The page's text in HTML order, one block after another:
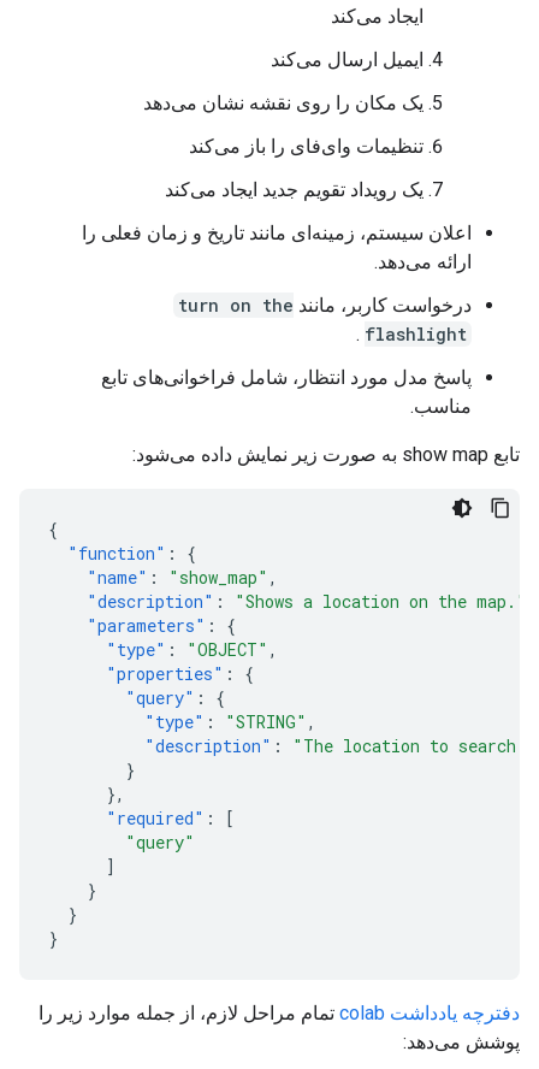
ایجاد می‌کند
ایمیل ارسال می‌کند
یک مکان را روی نقشه نشان می‌دهد
تنظیمات وای‌فای را باز می‌کند
یک رویداد تقویم جدید ایجاد می‌کند
اعلان سیستم، زمینه‌ای مانند تاریخ و زمان فعلی را
ارائه می‌دهد.
درخواست کاربر، مانند turn on the
flashlight
.
پاسخ مدل مورد انتظار، شامل فراخوانی‌های تابع
مناسب.
تابع show map به صورت زیر نمایش داده می‌شود:
{
"function" :
{
"name" : "show_map" ,
"description" : "Shows a location on the map."
"parameters" :
{
"type" : "OBJECT" ,
"properties" :
{
"query" :
{
"type" : "STRING" ,
"description" :
"The location to search
}
},
"required" :
[
"query"
]
}
}
}
دفترچه یادداشت colab
تمام مراحل لازم، از جمله موارد زیر را
پوشش می‌دهد: